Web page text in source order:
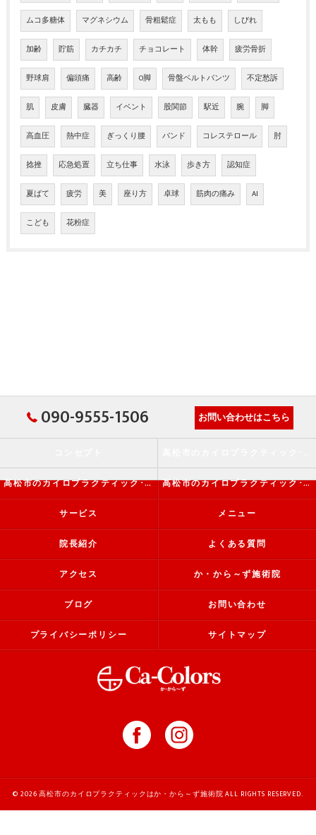
ムコ多糖体 マグネシウム 骨粗鬆症 太もも しびれ
加齢 貯筋 カチカチ チョコレート 体幹 疲労骨折
野球肩 偏頭痛 高齢 O脚 骨盤ベルトパンツ 不定愁訴
肌 皮膚 臓器 イベント 股関節 駅近 腕 脚
高血圧 熱中症 ぎっくり腰 バンド コレステロール 肘
捻挫 応急処置 立ち仕事 水泳 歩き方 認知症
夏ばて 疲労 美 座り方 卓球 筋肉の痛み AI
こども 花粉症
090-9555-1506 お問い合わせはこちら
高松市のカイロプラクティック･か・から～ず施術院の評判 高松市のカイロプラクティック･か・から～ず施術院のお客様の声
サービス メニュー
院長紹介 よくある質問
アクセス か・から～ず施術院
ブログ お問い合わせ
プライバシーポリシー サイトマップ
© 2026 高松市のカイロプラクティックはか・から～ず施術院 ALL RIGHTS RESERVED.